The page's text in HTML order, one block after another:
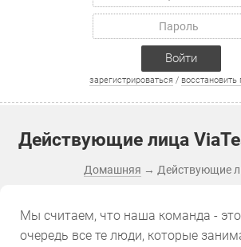
Войти
зарегистрироваться / восстановить
Действующие лица
Домашняя → Действующие
Мы считаем, что наша команда -
очередь все те люди, которые